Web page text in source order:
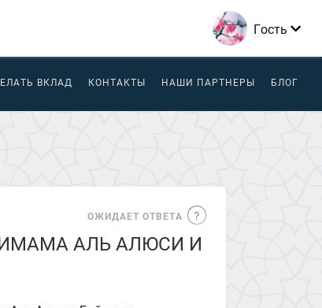
Гость
ВКЛАД КОНТАКТЫ НАШИ ПАРТНЕРЫ БЛОГ
ОЖИДАЕТ ОТВЕТА
АЛЬ АЛЮСИ И